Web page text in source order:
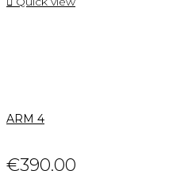
ARM 4
€390.00